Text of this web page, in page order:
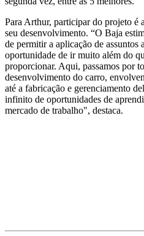
Para Arthur, participar do projeto é
seu desenvolvimento. “O Baja
de permitir a aplicação de assuntos
oportunidade de ir muito além do
proporcionar. Aqui, passamos por
desenvolvimento do carro,
até a fabricação e gerenciamento
infinito de oportunidades de
mercado de trabalho", destaca.